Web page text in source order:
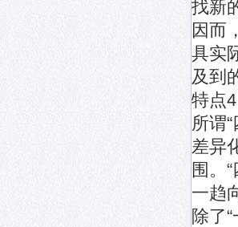
找新
因而
具实
及到
特点
所谓
差异
围。
一趋
除了